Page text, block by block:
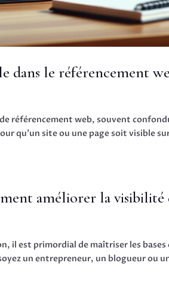
dans le référencement
référencement web, souvent
qu’un site ou une page soit visible
améliorer la visibilité
il est primordial de maîtriser les
un entrepreneur, un blogueur ou